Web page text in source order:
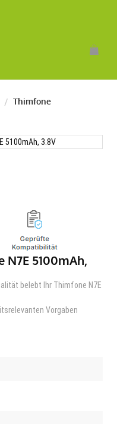
Thimfone
N7E 5100mAh,
belebt Ihr Thimfone N7E
Vorgaben